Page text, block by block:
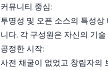
커뮤니티 중심:
투명성 및 오픈 소스의 특성상
니다. 각 구성원은 자신의 기
공정한 시작:
사전 채굴이 없었고 창립자의